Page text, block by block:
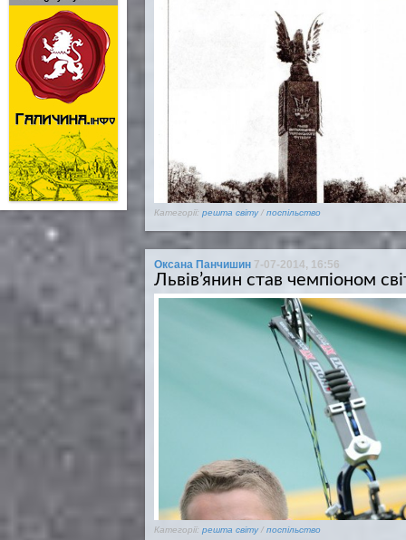
Категорії: решта світу/ поспільство
Оксана Панчишин 7-07-2014, 16:56
Львів’янин став чемпіоном
Категорії: решта світу/ поспільство